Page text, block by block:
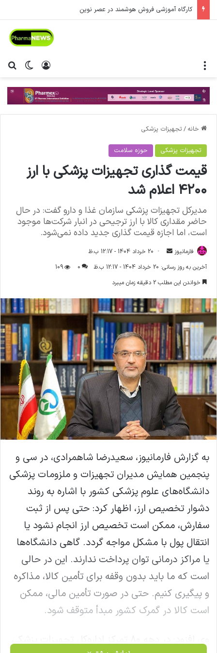
کارگاه آموزشی فروش هوشمند در عصر نوین
تغییر ورود
خانه / تجهیزات پزشکی
تجهیزات پزشکی حوزه سلامت
قیمت گذاری تجهیزات پزشکی با ارز
۴۲۰۰ اعلام شد
مدیرکل تجهیزات پزشکی سازمان غذا و دارو گفت: در حال
حاضر مقداری کالا با ارز ترجیحی در انبار شرکت‌ها موجود
است، اما اجازه قیمت گذاری جدید داده نمی‌شود.
فارمانیوز
ا
ل
ا
ی
م
ی
ل
20 خرداد 1404 - 12:17 ب.ظ
آخرین به روز رسانی: 20 خرداد 1404 - 12:17 ب.ظ
0
109
خواندن این مطلب 2 دقیقه زمان میبرد
به گزارش فارمانیوز، سعیدرضا شاهمرادی، در سی و
پنجمین همایش مدیران تجهیزات و ملزومات پزشکی
دانشگاه‌های علوم پزشکی کشور با اشاره به روند
دشوار تخصیص ارز، اظهار کرد: حتی پس از ثبت
سفارش، ممکن است تخصیص ارز انجام نشود یا
انتقال پول با مشکل مواجه گردد. گاهی دانشگاه‌ها
یا مراکز درمانی توان پرداخت ندارند. این در حالی
است که ما باید بدون وقفه برای تأمین کالا، مذاکره
و پیگیری کنیم. حتی در صورت تأمین مالی، ممکن
است کالا در گمرک کشور مبدأ متوقف شود.